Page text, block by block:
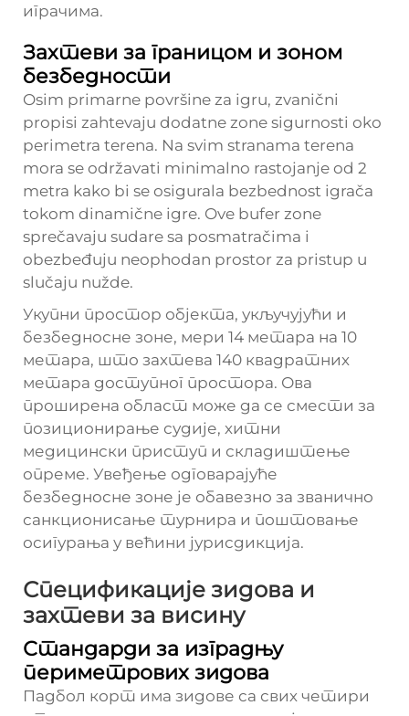
играчима.
Захтеви за границом и зоном
безбедности
Osim primarne površine za igru, zvanični
propisi zahtevaju dodatne zone sigurnosti oko
perimetra terena. Na svim stranama terena
mora se održavati minimalno rastojanje od 2
metra kako bi se osigurala bezbednost igrača
tokom dinamične igre. Ove bufer zone
sprečavaju sudare sa posmatračima i
obezbeđuju neophodan prostor za pristup u
slučaju nužde.
Укупни простор објекта, укључујући и
безбедносне зоне, мери 14 метара на 10
метара, што захтева 140 квадратних
метара доступног простора. Ова
проширена област може да се смести за
позиционирање судије, хитни
медицински приступ и складиштење
опреме. Увеђење одговарајуће
безбедносне зоне је обавезно за званично
санкционисање турнира и поштовање
осигурања у већини јурисдикција.
Спецификације зидова и
захтеви за висину
Стандарди за изградњу
периметрових зидова
Падбол корт има зидове са свих четири